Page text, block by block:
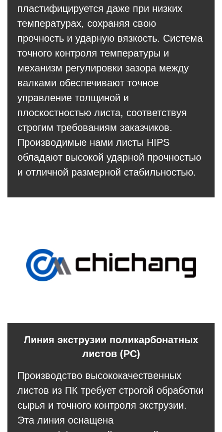
пластифицируется даже при низких
температурах, сохраняя свою
прочность и ударную вязкость. Система
точного контроля температуры и
механизм регулировки зазора между
валками обеспечивают точное
управление толщиной и
плоскостностью листа, соответствуя
строгим требованиям заказчиков.
Производимые нами листы HIPS
обладают высокой ударной прочностью
и отличной размерной стабильностью.
Линия экструзии поликарбонатных
листов (PC)
Производство высококачественных
листов из ПК требует строгой обработки
сырья и точного контроля экструзии.
Эта линия оснащена